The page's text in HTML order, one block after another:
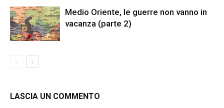
Medio Oriente, le guerre non vanno in
vacanza (parte 2)
LASCIA UN COMMENTO